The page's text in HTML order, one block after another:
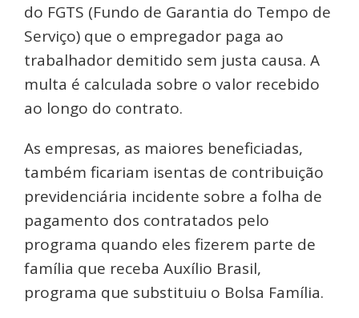
do FGTS (Fundo de Garantia do Tempo de
Serviço) que o empregador paga ao
trabalhador demitido sem justa causa. A
multa é calculada sobre o valor recebido
ao longo do contrato.
As empresas, as maiores beneficiadas,
também ficariam isentas de contribuição
previdenciária incidente sobre a folha de
pagamento dos contratados pelo
programa quando eles fizerem parte de
família que receba Auxílio Brasil,
programa que substituiu o Bolsa Família.